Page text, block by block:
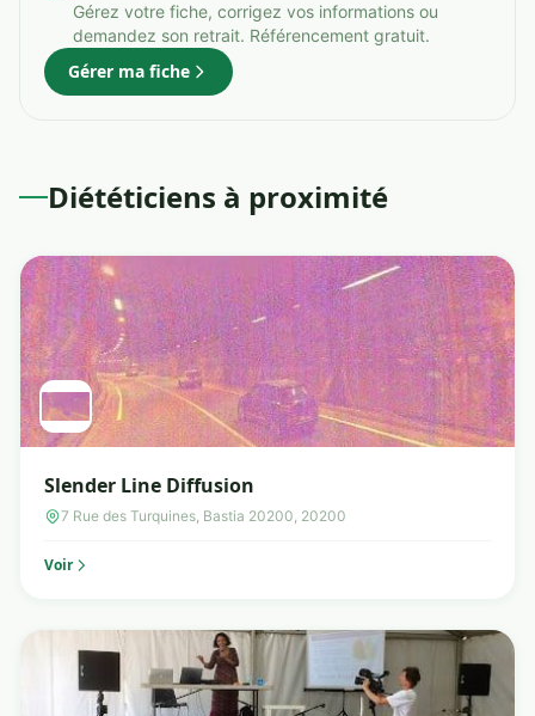
Gérez votre fiche, corrigez vos informations ou
demandez son retrait. Référencement gratuit.
Gérer ma fiche
Diététiciens à proximité
Slender Line Diffusion
7 Rue des Turquines, Bastia 20200, 20200
Voir